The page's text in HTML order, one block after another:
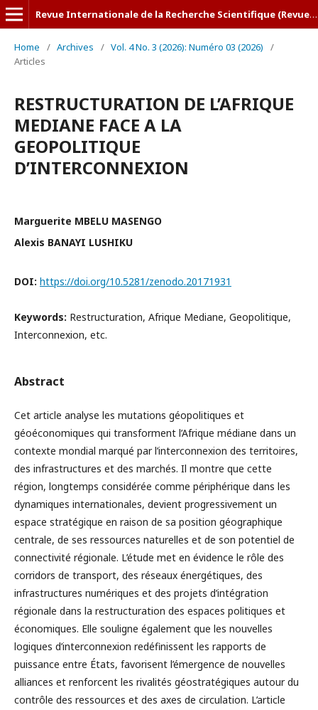
Revue Internationale de la Recherche Scientifique (Revue-IRS)
Home / Archives / Vol. 4 No. 3 (2026): Numéro 03 (2026)
/
Articles
RESTRUCTURATION DE L’AFRIQUE
MEDIANE FACE A LA
GEOPOLITIQUE
D’INTERCONNEXION
Marguerite MBELU MASENGO
Alexis BANAYI LUSHIKU
DOI: https://doi.org/10.5281/zenodo.20171931
Keywords: Restructuration, Afrique Mediane, Geopolitique,
Interconnexion, etc.
Abstract
Cet article analyse les mutations géopolitiques et
géoéconomiques qui transforment l’Afrique médiane dans un
contexte mondial marqué par l’interconnexion des territoires,
des infrastructures et des marchés. Il montre que cette
région, longtemps considérée comme périphérique dans les
dynamiques internationales, devient progressivement un
espace stratégique en raison de sa position géographique
centrale, de ses ressources naturelles et de son potentiel de
connectivité régionale. L’étude met en évidence le rôle des
corridors de transport, des réseaux énergétiques, des
infrastructures numériques et des projets d’intégration
régionale dans la restructuration des espaces politiques et
économiques. Elle souligne également que les nouvelles
logiques d’interconnexion redéfinissent les rapports de
puissance entre États, favorisent l’émergence de nouvelles
alliances et renforcent les rivalités géostratégiques autour du
contrôle des ressources et des axes de circulation. L’article